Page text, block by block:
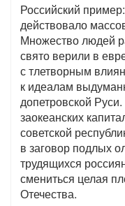
Российский
действовало
Множество людей
свято верили в
с тлетворным
к идеалам
допетровской
заокеанских
советской
в заговор подлых
трудящихся
смениться целая
Отечества.